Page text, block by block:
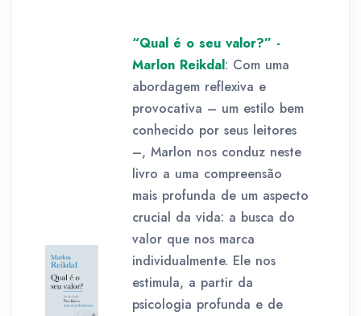
“Qual é o seu valor?” -
Marlon Reikdal: Com uma
abordagem reflexiva e
provocativa – um estilo bem
conhecido por seus leitores
–, Marlon nos conduz neste
livro a uma compreensão
mais profunda de um aspecto
crucial da vida: a busca do
valor que nos marca
individualmente. Ele nos
estimula, a partir da
psicologia profunda e de